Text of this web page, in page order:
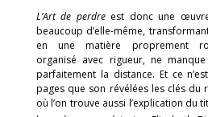
L’Art de perdre est donc une
beaucoup d’elle-même,
en une matière proprement
organisé avec rigueur, ne
parfaitement la distance. Et ce
pages que son révélées les clés du
où l’on trouve aussi l’explication du